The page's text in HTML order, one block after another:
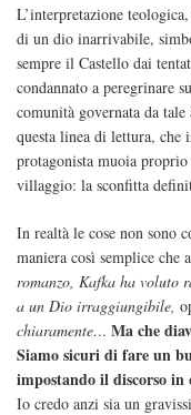
L’interpretazione
di un dio inarrivabile,
sempre il Castello dai
condannato a peregrinare
comunità governata da
questa linea di lettura,
protagonista muoia proprio
villaggio: la sconfitta
In realtà le cose non sono
maniera così semplice
romanzo, Kafka ha voluto
a un Dio irraggiungibile,
chiaramente… Ma che
Siamo sicuri di fare un
impostando il discorso
Io credo anzi sia un